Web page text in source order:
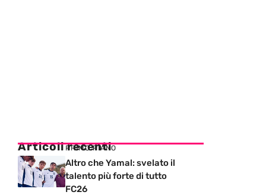
Articoli recenti
PRIMO PIANO
Altro che Yamal: svelato il
talento più forte di tutto
FC26